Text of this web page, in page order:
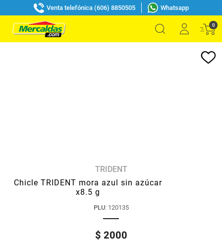
Venta telefónica (606) 8850505 Whatsapp
0
TRIDENT
Chicle TRIDENT mora azul sin azúcar
x8.5 g
PLU: 120135
$ 2000